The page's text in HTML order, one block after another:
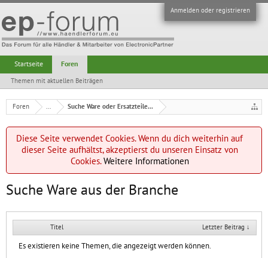
Anmelden oder registrieren
Foren ... Suche Ware oder Ersatzteile...
Diese Seite verwendet Cookies. Wenn du dich weiterhin auf
dieser Seite aufhältst, akzeptierst du unseren Einsatz von
Cookies.Weitere Informationen
Suche Ware aus der Branche
Titel Letzter Beitrag ↓
Es existieren keine Themen, die angezeigt werden können.
Startseite Foren
Themen mit aktuellen Beiträgen